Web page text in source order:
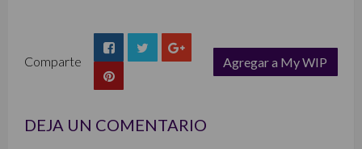
Comparte
Agregar a My WIP
DEJA UN COMENTARIO